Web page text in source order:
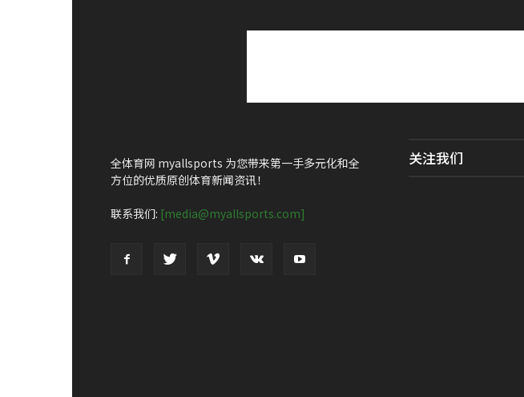
全体育网 myallsports 为您带来第一手多元化和全
方位的优质原创体育新闻资讯！
联系我们: [media@myallsports.com]
关注我们